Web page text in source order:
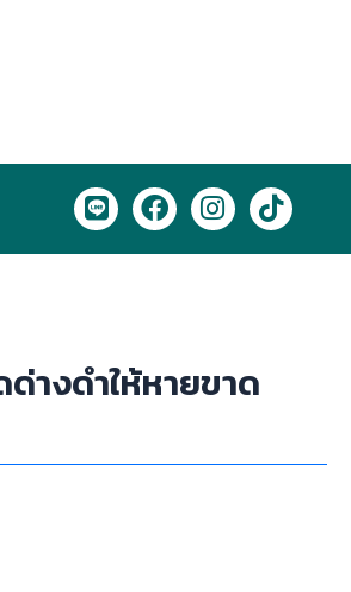
L
i
n
F
a
c
k
I
n
s
a
T
i
k
างดำให้หายขาด